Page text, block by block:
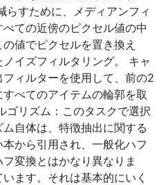
らすために、メディアンフィ
ての近傍のピクセル値の中
値でピクセルを置き換え
ノイズフィルタリング。 キャ
ィルターを使用して、前の2
べてのアイテムの輪郭を取
ゴリズム：このタスクで選択
ム自体は、特徴抽出に関する
から引用され、一般化ハフ
変換とはかなり異なりま
ます。それは基本的にいく